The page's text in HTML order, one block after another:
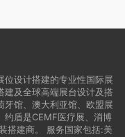
位设计搭建的专业性国际展
建及全球高端展台设计及搭
牙馆、澳大利亚馆、欧盟展
约盾是CEMF医疗展、消博
搭建商。 服务国家包括:美